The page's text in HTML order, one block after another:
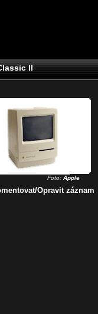
II
Foto: Apple
Opravit záznam